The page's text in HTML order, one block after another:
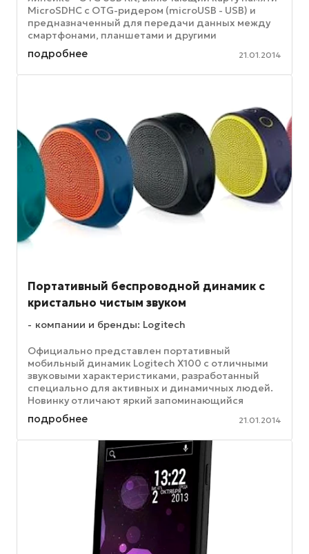
MicroSDHC с OTG-ридером (microUSB - USB) и
предназначенный для передачи данных между
смартфонами, планшетами и другими
мобильными устройствами. OTG USB Kit ...
подробнее 21.01.2014
Портативный беспроводной динамик с
кристально чистым звуком
компании и бренды: Logitech
Официально представлен портативный
мобильный динамик Logitech X100 с отличными
звуковыми характеристиками, разработанный
специально для активных и динамичных людей.
Новинку отличают яркий запоминающийся
дизайн и кристально-чистый звук при небольшом
...
подробнее 21.01.2014